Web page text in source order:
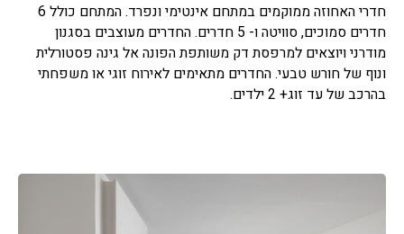
חדרי האחוזה ממוקמים במתחם אינטימי ונפרד. המתחם כולל 6
חדרים סמוכים, סוויטה ו- 5 חדרים. החדרים מעוצבים בסגנון
מודרני ויוצאים למרפסת דק משותפת הפונה אל גינה פסטורלית
ונוף של חורש טבעי. החדרים מתאימים לאירוח זוגי או משפחתי
בהרכב של עד זוג+ 2 ילדים.